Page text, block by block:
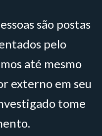
são postas
pelo
até mesmo
externo em seu
tome